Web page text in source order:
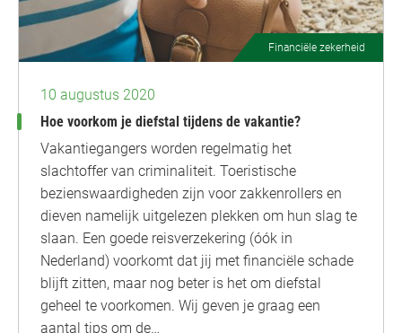
Financiële zekerheid
10 augustus 2020
Hoe voorkom je diefstal tijdens de vakantie?
Vakantiegangers worden regelmatig het
slachtoffer van criminaliteit. Toeristische
bezienswaardigheden zijn voor zakkenrollers en
dieven namelijk uitgelezen plekken om hun slag te
slaan. Een goede reisverzekering (óók in
Nederland) voorkomt dat jij met financiële schade
blijft zitten, maar nog beter is het om diefstal
geheel te voorkomen. Wij geven je graag een
aantal tips om de…